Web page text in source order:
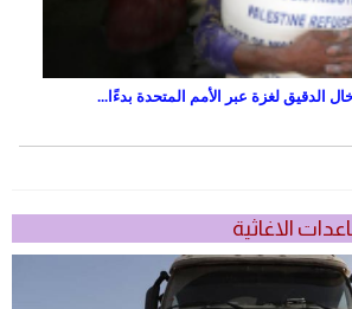
الدقيق لغزة عبر الأمم المتحدة بدءًا...
الاغاثية